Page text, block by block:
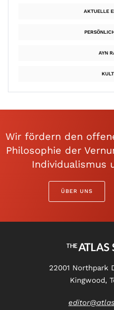
AKTUELLE
AYN
Wir fördern den
Philosophie der
Individualismus
ÜBER UNS
22001 Northpark
Kingwood,